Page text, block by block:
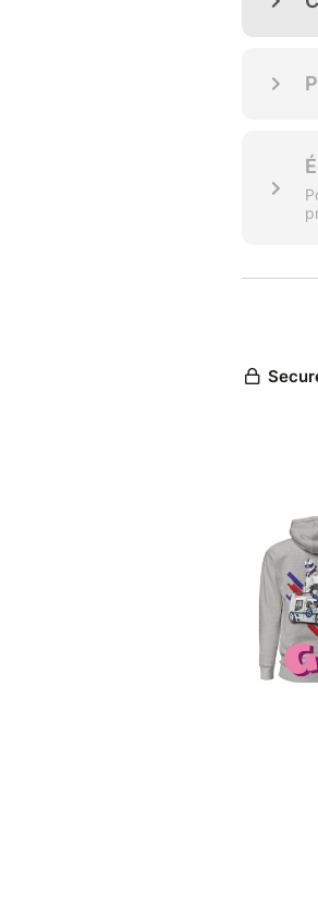
Entrée
seront
Sur le
Pour